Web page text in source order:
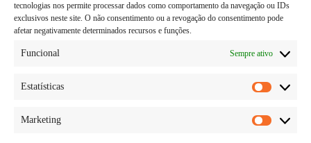
tecnologias nos permite processar dados como comportamento da navegação ou IDs
exclusivos neste site. O não consentimento ou a revogação do consentimento pode
afetar negativamente determinados recursos e funções.
Funcional Sempre ativo
Estatísticas
Marketing
Quando falamos em trabalho, queremos dizer varias